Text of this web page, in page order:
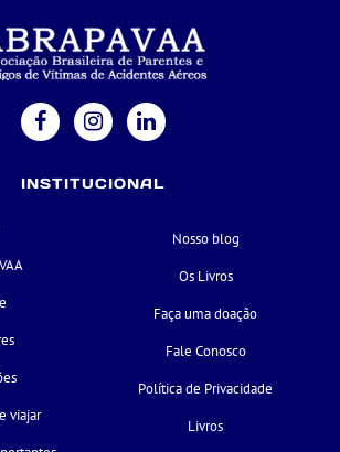
INSTITUCIONAL
viajar
Nosso blog
Os Livros
Faça uma doação
Fale Conosco
Política de Privacidade
Livros